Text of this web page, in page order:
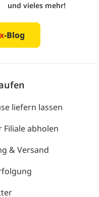
und vieles mehr!
x-Blog
liefern lassen
Filiale abholen
& Versand